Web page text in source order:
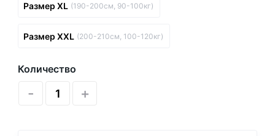
Размер XL (190-200см, 90-100кг)
Размер XXL (200-210см, 100-120кг)
Количество
- +